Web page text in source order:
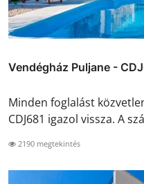
Vendégház Puljane -
Minden foglalást
CDJ681 igazol vissza. A
2190 megtekintés